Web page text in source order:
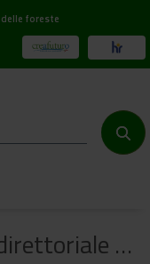
foreste
CREA OF- Determina direttoriale prot. n. 0115818 del 07.12.2021-PROCEDURA NEGOZIATA senza previa pubblicazione di un bando di gara effettuata ai sensi dell’art. 63 comma 2 lett. b3) del D.Lgs. n. 50 del 18 aprile 2016-FORNITURA: DNEASY PLANT MINI KIT-PROGETTO: EVA PEPPER- Sede di Pontecagnano (SA)